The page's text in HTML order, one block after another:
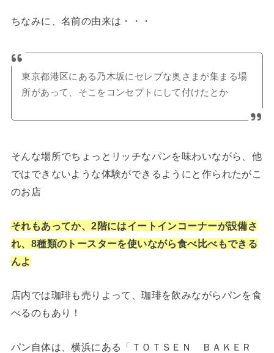
ちなみに、名前の由来は・・・
東京都港区にある乃木坂にセレブな奥さまが集まる場
所があって、そこをコンセプトにして付けたとか
そんな場所でちょっとリッチなパンを味わいながら、他
ではできないような体験ができるようにと作られたがこ
のお店
それもあってか、2階にはイートインコーナーが設備さ
れ、8種類のトースターを使いながら食べ比べもできる
んよ
店内では珈琲も売りよって、珈琲を飲みながらパンを食
べるのもあり！
パン自体は、横浜にある「ＴＯＴＳＥＮ ＢＡＫＥＲ